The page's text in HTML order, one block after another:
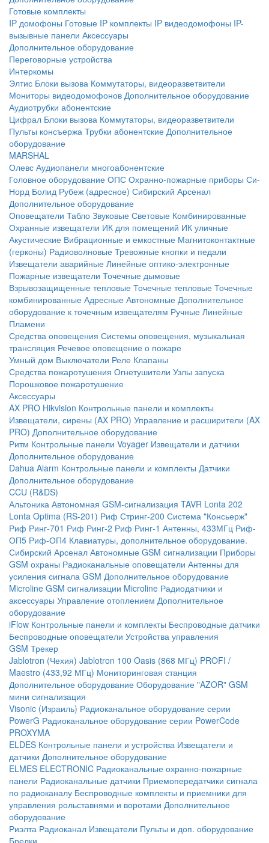
Готовые комплекты
IP домофоны Готовые IP комплекты IP видеодомофоны IP-
вызывные панели Аксессуары
Дополнительное оборудование
Переговорные устройства
Интеркомы
Элтис Блоки вызова Коммутаторы, видеоразветвители
Мониторы видеодомофонов Дополнительное оборудование
Аудиотрубки абонентские
Цифрал Блоки вызова Коммутаторы, видеоразветвители
Пульты консъержа Трубки абонентские Дополнительное
оборудование
MARSHAL
Олевс Аудиопанели многоабонентские
Головное оборудование ОПС Охранно-пожарные приборы Си-
Норд Болид Рубеж (адресное) Сибирский Арсенал
Дополнительное оборудование
Оповещатели Табло Звуковые Световые Комбинированные
Охранные извещатели ИК для помещений ИК уличные
Акустические Вибрационные и емкостные Магнитоконтактные
(герконы) Радиоволновые Тревожные кнопки и педали
Извещатели аварийные Линейные оптико-электронные
Пожарные извещатели Точечные дымовые
Взрывозащищенные тепловые Точечные тепловые Точечные
комбинированные Адресные Автономные Дополнительное
оборудование к точечным извещателям Ручные Линейные
Пламени
Средства оповещения Системы оповещения, музыкальная
трансляция Речевое оповещение о пожаре
Умный дом Выключатели Реле Клапаны
Средства пожаротушения Огнетушители Узлы запуска
Порошковое пожаротушение
Аксессуары
AX PRO Hikvision Контрольные панели и комплекты
Извещатели, сирены (AX PRO) Управление и расширители (AX
PRO) Дополнительное оборудование
Ритм Контрольные панели Voyager Извещатели и датчики
Дополнительное оборудование
Dahua Alarm Контрольные панели и комплекты Датчики
Дополнительное оборудование
CCU (R&DS)
Альтоника Автономная GSM-сигнализация TAVR Lonta 202
Lonta Optima (RS-201) Риф Стринг-200 Система "Консьерж"
Риф Ринг-701 Риф Ринг-2 Риф Ринг-1 Антенны, 433МГц Риф-
ОП5 Риф-ОП4 Клавиатуры, дополнительное оборудование.
Сибирский Арсенал Автономные GSM сигнализации Приборы
GSM охраны Радиоканальные оповещатели Антенны для
усиления сигнала GSM Дополнительное оборудование
Microline GSM cигнализации Microline Радиодатчики и
аксессуары Управление отоплением Дополнительное
оборудование
iFlow Контрольные панели и комплекты Беспроводные датчики
Беспроводные оповещатели Устройства управления
GSM Трекер
Jablotron (Чехия) Jablotron 100 Oasis (868 МГц) PROFI /
Maestro (433,92 МГц) Мониторинговая станция
Дополнительное оборудование Оборудование "AZOR" GSM
мини сигнализация
Visonic (Израиль) Радиоканальное оборудование серии
PowerG Радиоканальное оборудование серии PowerCode
PROXYMA
ELDES Контрольные панели и устройства Извещатели и
датчики Дополнительное оборудование
ELMES ELECTRONIC Радиоканальные охранно-пожарные
панели Радиоканальные датчики Приемопередатчики сигнала
по радиоканалу Беспроводные комплекты и приемники для
управления рольставнями и воротами Дополнительное
оборудование
Риэлта Радиоканал Извещатели Пульты и доп. оборудование